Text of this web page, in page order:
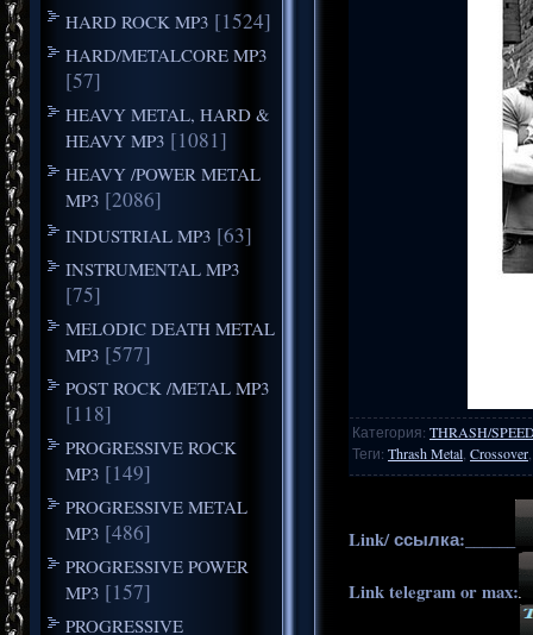
HARD ROCK MP3 [1524]
HARD/METALCORE MP3
[57]
HEAVY METAL, HARD &
HEAVY MP3 [1081]
HEAVY /POWER METAL
MP3 [2086]
INDUSTRIAL MP3 [63]
INSTRUMENTAL MP3
[75]
MELODIC DEATH METAL
MP3 [577]
POST ROCK /METAL MP3
[118]
PROGRESSIVE ROCK
MP3 [149]
PROGRESSIVE METAL
MP3 [486]
PROGRESSIVE POWER
MP3 [157]
PROGRESSIVE
Категория: THRASH/
Теги: Thrash Metal Crossover
Link/ ссылка:______
Link telegram or max: